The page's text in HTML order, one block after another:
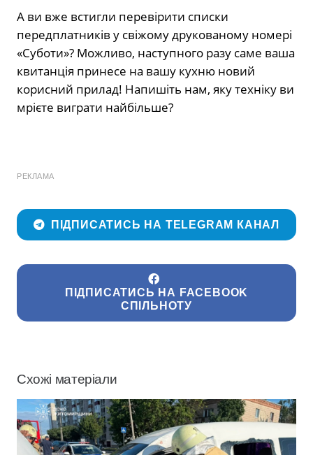
А ви вже встигли перевірити списки
передплатників у свіжому друкованому номері
«Суботи»? Можливо, наступного разу саме ваша
квитанція принесе на вашу кухню новий
корисний прилад! Напишіть нам, яку техніку ви
мрієте виграти найбільше?
РЕКЛАМА
ПІДПИСАТИСЬ НА TELEGRAM КАНАЛ
ПІДПИСАТИСЬ НА FACEBOOK
СПІЛЬНОТУ
Схожі матеріали